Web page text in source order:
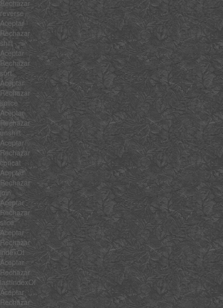
Rechazar
reverse
Aceptar
Rechazar
shift
Aceptar
Rechazar
sort
Aceptar
Rechazar
splice
Aceptar
Rechazar
unshift
Aceptar
Rechazar
concat
Aceptar
Rechazar
join
Aceptar
Rechazar
slice
Aceptar
Rechazar
indexOf
Aceptar
Rechazar
lastIndexOf
Aceptar
Rechazar